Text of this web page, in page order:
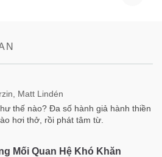
Matt Lindén
thế nào? Đa số hành giả hành thiền
hơi thở, rồi phát tâm từ.
Mối Quan Hệ Khó Khăn